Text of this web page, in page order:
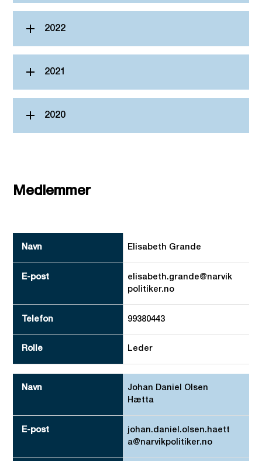
2022
2021
2020
Medlemmer
Navn
E-post
Telefon
Elisabeth Grande
elisabeth.grande@narvik
politiker.no
99380443
Leder
Johan Daniel Olsen
Hætta
johan.daniel.olsen.haett
a@narvikpolitiker.no